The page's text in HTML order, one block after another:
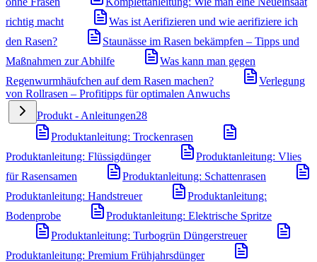
richtig macht
Was ist Aerifizieren und wie aerifiziere ich
den Rasen?
Staunässe im Rasen bekämpfen – Tipps und
Maßnahmen zur Abhilfe
Was kann man gegen
Regenwurmhäufchen auf dem Rasen machen?
Verlegung
von Rollrasen – Profitipps für optimalen Anwuchs
Produkt - Anleitungen28
Produktanleitung: Trockenrasen
Produktanleitung: Flüssigdünger
Produktanleitung: Vlies
für Rasensamen
Produktanleitung: Schattenrasen
Produktanleitung: Handstreuer
Produktanleitung:
Bodenprobe
Produktanleitung: Elektrische Spritze
Produktanleitung: Turbogrün Düngerstreuer
Produktanleitung: Premium Frühjahrsdünger